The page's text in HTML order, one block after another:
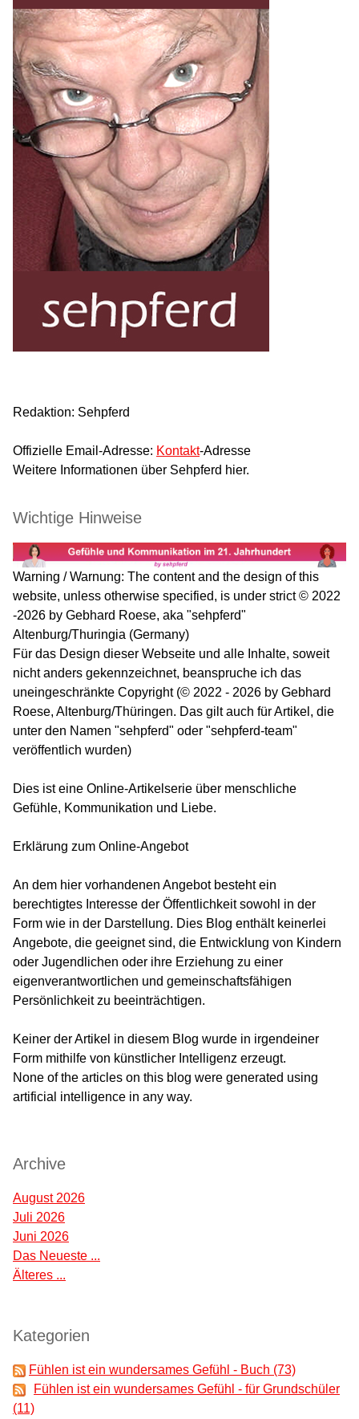
Redaktion: Sehpferd
Offizielle Email-Adresse: Kontakt-Adresse
Weitere Informationen über Sehpferd hier.
Wichtige Hinweise
Warning / Warnung: The content and the design of this
website, unless otherwise specified, is under strict © 2022
-2026 by Gebhard Roese, aka "sehpferd"
Altenburg/Thuringia (Germany)
Für das Design dieser Webseite und alle Inhalte, soweit
nicht anders gekennzeichnet, beanspruche ich das
uneingeschränkte Copyright (© 2022 - 2026 by Gebhard
Roese, Altenburg/Thüringen. Das gilt auch für Artikel, die
unter den Namen "sehpferd" oder "sehpferd-team"
veröffentlich wurden)
Dies ist eine Online-Artikelserie über menschliche
Gefühle, Kommunikation und Liebe.
Erklärung zum Online-Angebot
An dem hier vorhandenen Angebot besteht ein
berechtigtes Interesse der Öffentlichkeit sowohl in der
Form wie in der Darstellung. Dies Blog enthält keinerlei
Angebote, die geeignet sind, die Entwicklung von Kindern
oder Jugendlichen oder ihre Erziehung zu einer
eigenverantwortlichen und gemeinschaftsfähigen
Persönlichkeit zu beeinträchtigen.
Keiner der Artikel in diesem Blog wurde in irgendeiner
Form mithilfe von künstlicher Intelligenz erzeugt.
None of the articles on this blog were generated using
artificial intelligence in any way.
Archive
August 2026
Juli 2026
Juni 2026
Das Neueste ...
Älteres ...
Kategorien
Fühlen ist ein wundersames Gefühl - Buch (73)
Fühlen ist ein wundersames Gefühl - für Grundschüler
(11)